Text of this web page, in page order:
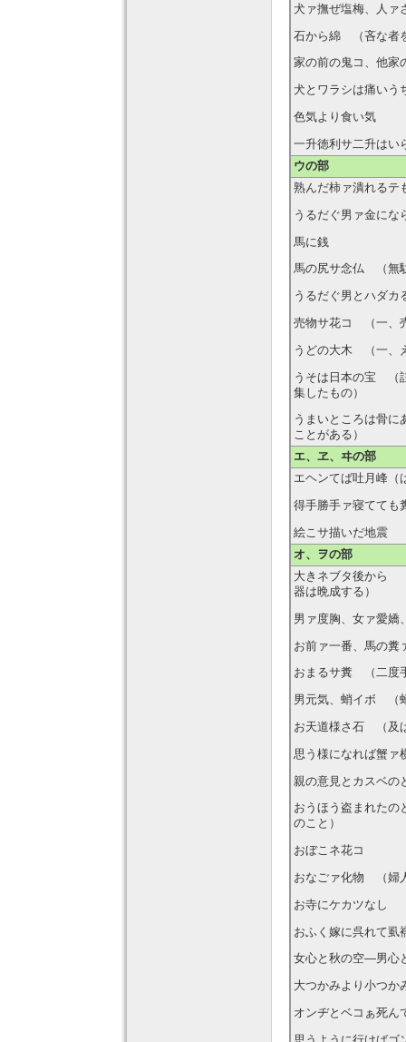
犬ァ撫ぜ塩梅、人
石から綿 （吝な者
家の前の鬼コ、他
犬とワラシは痛いう
色気より食い気
一升徳利サ二升はい
ウの部
熟んだ柿ァ潰れる
うるだぐ男ァ金にな
馬に銭
馬の尻サ念仏 （無
うるだぐ男とハダカ
売物サ花コ （一、
うどの大木 （一、
うそは日本の宝 （
集したもの）
うまいところは骨
ことがある）
エ、ヱ、ヰの部
エヘンてば吐月峰
得手勝手ァ寝てても
絵こサ描いだ地震
オ、ヲの部
大きネブタ後から
器は晩成する）
男ァ度胸、女ァ愛
お前ァ一番、馬の
おまるサ糞 （二度
男元気、蛸イボ （
お天道様さ石 （及
思う様になれば蟹ァ
親の意見とカスベ
おうほう盗まれた
のこと）
おぼこネ花コ
おなごァ化物 （婦
お寺にケカツなし
おふく嫁に呉れて虱
女心と秋の空―男心
大つかみより小つ
オンヂとベコぁ死ん